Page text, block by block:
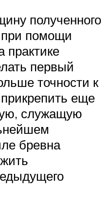
полученного
помощи
первый
точности к
еще
служащую
бревна